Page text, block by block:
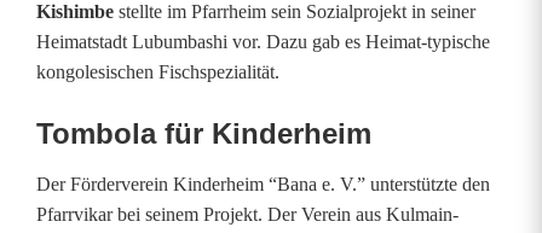
b
u
a
Kishimbe stellte im Pfarrheim sein Sozialprojekt in seiner
Heimatstadt Lubumbashi vor. Dazu gab es Heimat-typische
kongolesischen Fischspezialität.
Tombola für Kinderheim
Der Förderverein Kinderheim “Bana e. V.” unterstützte den
Pfarrvikar bei seinem Projekt. Der Verein aus Kulmain-